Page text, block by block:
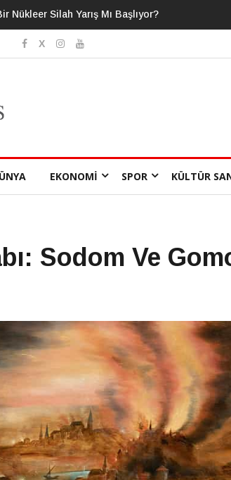
Daha Fazlasını Bildiğimizi
EKONOMI SPOR KÜLTÜR
Sodom Ve